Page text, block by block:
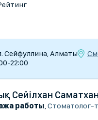
Сейфуллина, Алматы
22:00
Сейілхан
работы,Стоматолог-